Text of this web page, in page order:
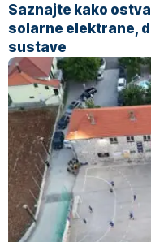
Saznajte kako
solarne elektrane,
sustave